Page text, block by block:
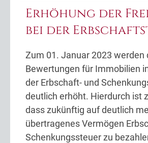
Erhöhung der
bei der
Zum 01. Januar 2023 werden
Bewertungen für Immobilien
der Erbschaft- und
deutlich erhöht. Hierdurch ist
dass zukünftig auf deutlich
übertragenes Vermögen
Schenkungssteuer zu